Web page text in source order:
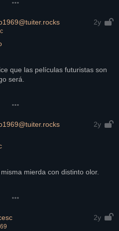
2y
que las películas futuristas son
será.
2y
mierda con distinto olor.
2y